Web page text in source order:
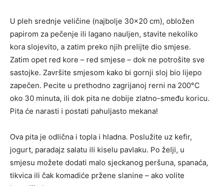
U pleh srednje veličine (najbolje 30×20 cm), obložen
papirom za pečenje ili lagano nauljen, stavite nekoliko
kora slojevito, a zatim preko njih prelijte dio smjese.
Zatim opet red kore – red smjese – dok ne potrošite sve
sastojke. Završite smjesom kako bi gornji sloj bio lijepo
zapečen. Pecite u prethodno zagrijanoj rerni na 200°C
oko 30 minuta, ili dok pita ne dobije zlatno-smeđu koricu.
Pita će narasti i postati pahuljasto mekana!
Ova pita je odlična i topla i hladna. Poslužite uz kefir,
jogurt, paradajz salatu ili kiselu pavlaku. Po želji, u
smjesu možete dodati malo sjeckanog peršuna, spanaća,
tikvica ili čak komadiće pržene slanine – ako volite